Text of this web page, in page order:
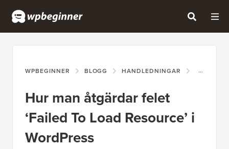
WPBEGINNER BLOGG HANDLEDNINGAR HUR
Hur man åtgärdar felet
‘Failed To Load Resource’ i
WordPress